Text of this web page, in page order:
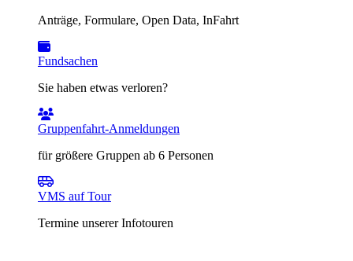
Anträge, Formulare, Open Data, InFahrt
Fundsachen
Sie haben etwas verloren?
Gruppenfahrt-Anmeldungen
für größere Gruppen ab 6 Personen
VMS auf Tour
Termine unserer Infotouren